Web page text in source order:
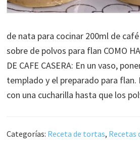
de nata para cocinar 200ml de
sobre de polvos para flan COMO
DE CAFE CASERA: En un vaso,
templado y el preparado para flan.
con una cucharilla hasta que los
Categorías: Receta de tortas, Recetas